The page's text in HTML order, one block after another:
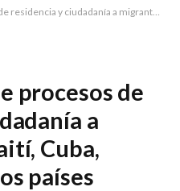
a migrantes de Haití, Cuba, Venezuela y otros países
procesos de
a
Cuba,
países